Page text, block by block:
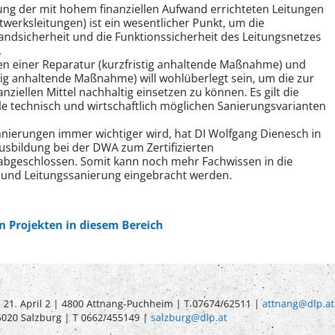
der mit hohem finanziellen Aufwand errichteten Leitungen
ist ein wesentlicher Punkt, um die
und die Funktionssicherheit des Leitungsnetzes
einer Reparatur (kurzfristig anhaltende Maßnahme) und
anhaltende Maßnahme) will wohlüberlegt sein, um die zur
Mittel nachhaltig einsetzen zu können. Es gilt die
technisch und wirtschaftlich möglichen Sanierungsvarianten
immer wichtiger wird, hat DI Wolfgang Dienesch in
bei der DWA zum Zertifizierten
Somit kann noch mehr Fachwissen in die
Leitungssanierung eingebracht werden.
Projekten in diesem Bereich
21. April 2 | 4800 Attnang-Puchheim | T 07674/62511 |attnang@dlp.at
Salzburg | T 0662/455149 |salzburg@dlp.at